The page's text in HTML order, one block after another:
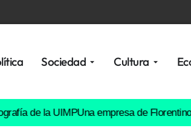
Sociedad Cultura
la UIMPUna empresa de Florentino Pérez